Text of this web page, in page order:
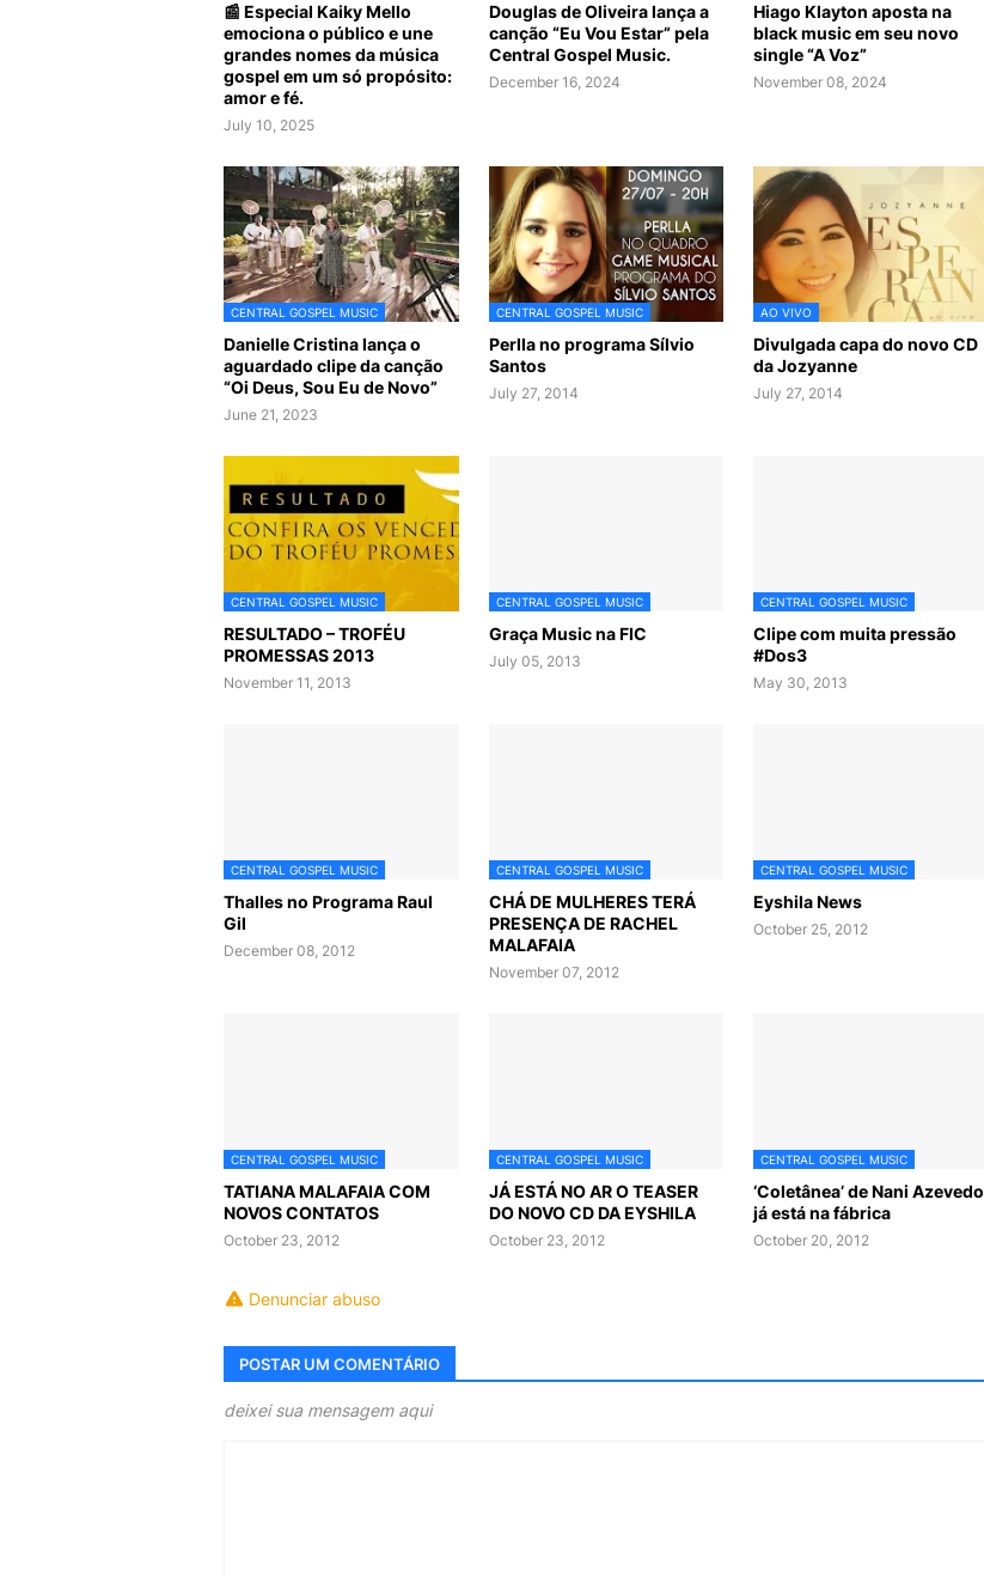
📰 Especial Kaiky Mello
emociona o público e une
grandes nomes da música
gospel em um só propósito:
amor e fé.
July 10, 2025
Douglas de Oliveira lança a
canção “Eu Vou Estar” pela
Central Gospel Music.
December 16, 2024
Hiago Klayton aposta na
black music em seu novo
single “A Voz”
November 08, 2024
CENTRAL GOSPEL MUSIC
Danielle Cristina lança o
aguardado clipe da canção
“Oi Deus, Sou Eu de Novo”
June 21, 2023
CENTRAL GOSPEL MUSIC
Perlla no programa Sílvio
Santos
July 27, 2014
AO VIVO
Divulgada capa do novo CD
da Jozyanne
July 27, 2014
CENTRAL GOSPEL MUSIC
RESULTADO – TROFÉU
PROMESSAS 2013
November 11, 2013
CENTRAL GOSPEL MUSIC
Graça Music na FIC
July 05, 2013
CENTRAL GOSPEL MUSIC
Clipe com muita pressão
#Dos3
May 30, 2013
CENTRAL GOSPEL MUSIC
Thalles no Programa Raul
Gil
December 08, 2012
CENTRAL GOSPEL MUSIC
CHÁ DE MULHERES TERÁ
PRESENÇA DE RACHEL
MALAFAIA
November 07, 2012
CENTRAL GOSPEL MUSIC
Eyshila News
October 25, 2012
CENTRAL GOSPEL MUSIC
TATIANA MALAFAIA COM
NOVOS CONTATOS
October 23, 2012
CENTRAL GOSPEL MUSIC
JÁ ESTÁ NO AR O TEASER
DO NOVO CD DA EYSHILA
October 23, 2012
CENTRAL GOSPEL MUSIC
‘Coletânea’ de Nani Azevedo
já está na fábrica
October 20, 2012
Denunciar abuso
POSTAR UM COMENTÁRIO
deixei sua mensagem aqui